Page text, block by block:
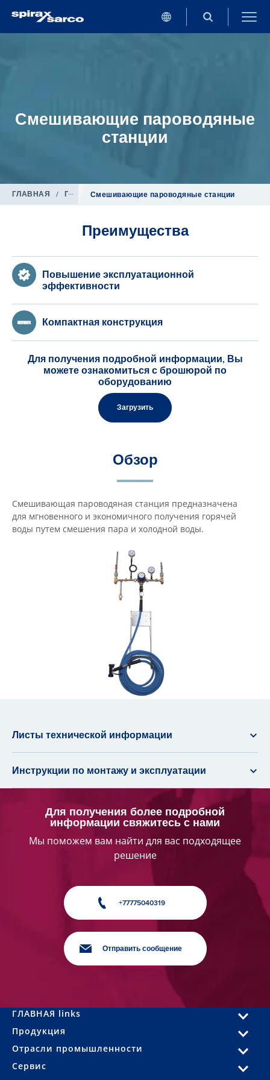
Смешивающие пароводяные
станции
ГЛАВНАЯ / Продукция / Трубопроводная арматура
Смешивающие пароводяные станции
Преимущества
Повышение эксплуатационной
эффективности
Компактная конструкция
Для получения подробной информации, Вы
можете ознакомиться с брошюрой по
оборудованию
Загрузить
Обзор
Смешивающая пароводяная станция предназначена
для мгновенного и экономичного получения горячей
воды путем смешения пара и холодной воды.
Листы технической информации
Инструкции по монтажу и эксплуатации
Для получения более подробной
информации свяжитесь с нами
Мы поможем вам найти для вас подходящее
решение
+77775040319
Отправить сообщение
ГЛАВНАЯ links
Продукция
Отрасли промышленности
Сервис